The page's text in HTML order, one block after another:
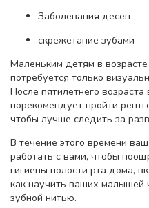
Заболевания десен
скрежетание зубами
Маленьким детям в
потребуется только
После пятилетнего возраста
порекомендует пройти
чтобы лучше следить за
В течение этого времени
работать с вами, чтобы
гигиены полости рта дома,
как научить ваших малышей
зубной нитью.